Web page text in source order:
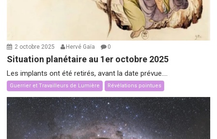
2 octobre 2025 Hervé Gaïa 0
Situation planétaire au 1er octobre 2025
Les implants ont été retirés, avant la date prévue....
Guerrier et Travailleurs de Lumière Révélations pointues